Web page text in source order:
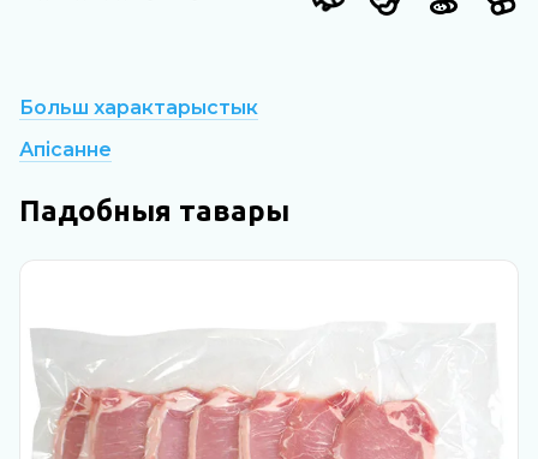
Больш характарыстык
Апісанне
Падобныя тавары